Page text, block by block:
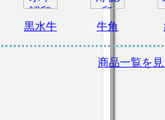
黒水牛 牛角
商品一覧を